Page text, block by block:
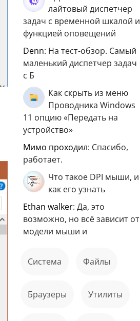
лайтовый диспетчер
задач с временной шкалой и
функцией оповещений
Denn: На тест-обзор. Самый
маленький диспетчер задач
с Б
Как скрыть из меню
Проводника Windows
11 опцию «Передать на
устройство»
мимо проходил: Спасибо,
работает.
Что такое DPI мыши, и
как его узнать
ethan walker: Да, это
возможно, но всё зависит от
модели мыши и
Система файлы
Браузеры Утилиты